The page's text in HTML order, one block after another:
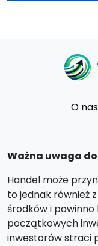
O nas
Ważna uwaga
Handel może
to jednak również
środków i
początkowych
inwestorów straci